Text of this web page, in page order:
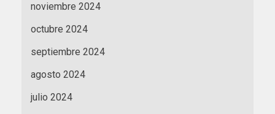
noviembre 2024
octubre 2024
septiembre 2024
agosto 2024
julio 2024